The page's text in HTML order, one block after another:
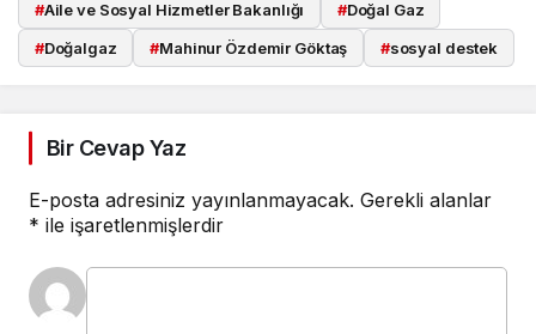
#Aile ve Sosyal Hizmetler Bakanlığı #Doğal Gaz
#Doğalgaz #Mahinur Özdemir Göktaş #sosyal destek
Bir Cevap Yaz
E-posta adresiniz yayınlanmayacak. Gerekli alanlar
* ile işaretlenmişlerdir